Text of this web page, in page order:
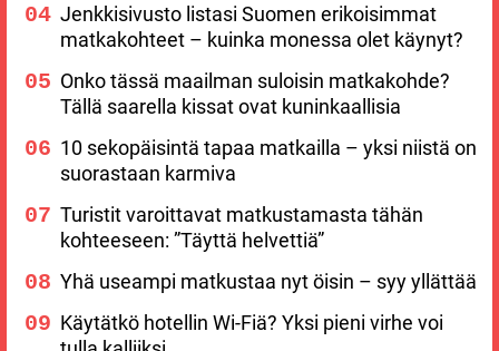
Jenkkisivusto listasi Suomen erikoisimmat
matkakohteet – kuinka monessa olet käynyt?
Onko tässä maailman suloisin matkakohde?
Tällä saarella kissat ovat kuninkaallisia
10 sekopäisintä tapaa matkailla – yksi niistä on
suorastaan karmiva
Turistit varoittavat matkustamasta tähän
kohteeseen: ”Täyttä helvettiä”
Yhä useampi matkustaa nyt öisin – syy yllättää
Käytätkö hotellin Wi-Fiä? Yksi pieni virhe voi